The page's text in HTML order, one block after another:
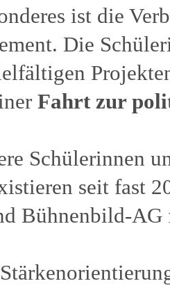
ist die
Die
Fahrt zur
Schülerinnen
seit fast
Bühnenbild-